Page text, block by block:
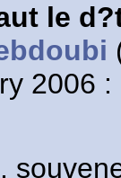
le
2006 :